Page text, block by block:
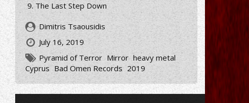
The Last Step Down
Dimitris Tsaousidis
July 16, 2019
Pyramid of Terror Mirror heavy metal
Cyprus Bad Omen Records 2019